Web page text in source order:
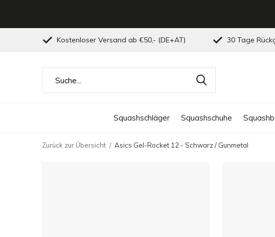
Squashschläger Squashschuhe
Kostenloser Versand ab €50,- (DE+AT) 30 Tage
Zurück zur Übersicht Asics Gel-Rocket 12 - Schwarz / Gunmetal